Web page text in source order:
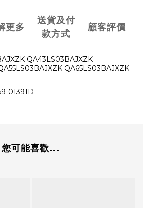
更多
送貨及付
款方式
顧客評價
QA43LS03BAJXZK
QA65LS03BAJXZK
01391D
您可能喜歡...